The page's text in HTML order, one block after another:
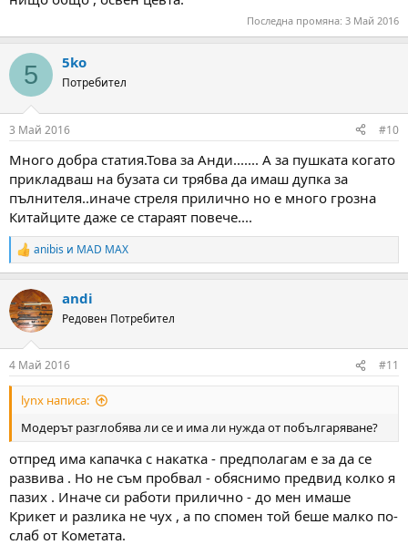
Последна промяна: 3 Май 2016
5 5ko
Потребител
3 Май 2016 #10
Много добра статия.Това за Анди....... А за пушката когато
прикладваш на бузата си трябва да имаш дупка за
пълнителя..иначе стреля прилично но е много грозна
Китайците даже се стараят повече....
R
e
c
t
i
s
:
anibis и MAD MAX
andi
Редовен Потребител
4 Май 2016 #11
lynx написа:
Модерът разглобява ли се и има ли нужда от побългаряване?
отпред има капачка с накатка - предполагам е за да се
развива . Но не съм пробвал - обяснимо предвид колко я
пазих . Иначе си работи прилично - до мен имаше
Крикет и разлика не чух , а по спомен той беше малко по-
слаб от Кометата.